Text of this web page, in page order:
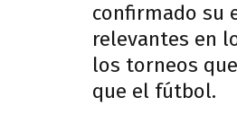
confirmado su
relevantes en
los torneos
que el fútbol.